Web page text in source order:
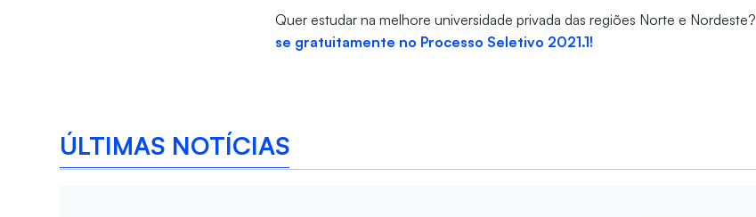
Quer estudar na melhore universidade privada das regiões Norte e Nordeste?
se gratuitamente no Processo Seletivo 2021.1!
ÚLTIMAS NOTÍCIAS